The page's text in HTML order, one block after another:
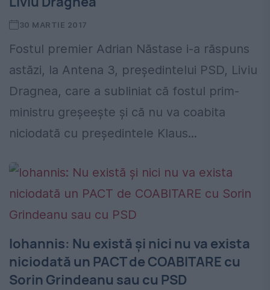
30 MARTIE 2017
Fostul premier Adrian Năstase i-a răspuns
astăzi, la Antena 3, preşedintelui PSD, Liviu
Dragnea, care a subliniat că fostul prim-
ministru greşeeşte şi că nu va coabita
niciodată cu preşedintele Klaus...
Iohannis: Nu există și nici nu va exista
niciodată un PACT de COABITARE cu
Sorin Grindeanu sau cu PSD